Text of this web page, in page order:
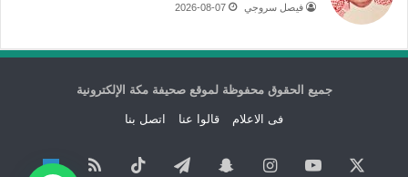
فيصل سروجي 2026-08-07
جميع الحقوق محفوظة لموقع صحيفة مكة الإلكترونية
فى الاعلام قالوا عنا اتصل بنا
‫YouTubeانستقرامسناب تيلقرام ‫TikTok ملخص